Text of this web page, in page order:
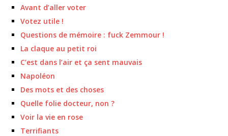
Avant d’aller voter
Votez utile !
Questions de mémoire : fuck Zemmour !
La claque au petit roi
C’est dans l’air et ça sent mauvais
Napoléon
Des mots et des choses
Quelle folie docteur, non ?
Voir la vie en rose
Terrifiants